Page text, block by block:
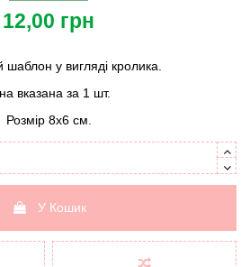
12,00 грн
у вигляді кролика.
вказана за 1 шт.
Розмір 8х6 см.
У Кошик